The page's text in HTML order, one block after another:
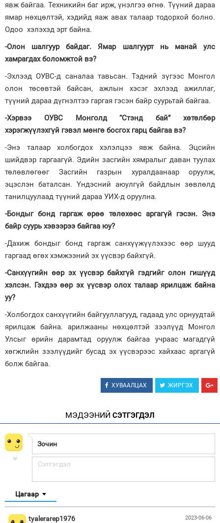
явж байгаа. Техникийн баг ирж, үнэлгээ өгнө. Түүний дараа
ямар нөхцөлтэй, хэдийд яаж авах талаар тодорхой болно.
Одоо хэлэхэд эрт байна.
-Олон шалгуур байдаг. Ямар шалгуурт нь манай улс
хамрагдах боломжтой вэ?
-Эхлээд ОУВС-д саналаа тавьсан. Тэдний зүгээс Монгол
олон төсөвтэй байсан, ажлын хэсэг эхлээд ажиллаг,
түүний дараа дүгнэлтээ гаргая гэсэн байр суурьтай байгаа.
-Хэрвээ ОУВС Монголд “Стэнд бай” хөтөлбөр
хэрэгжүүлэхгүй гэвэл мөнгө босгох гарц байгаа вэ?
-Энэ талаар холбогдох хэлэлцээ явж байна. Эцсийн
шийдвэр гаргаагүй. Эдийн засгийн хямралыг даван туулах
төлөвлөгөөг Засгийн газрын хуралдаанаар оруулж,
эцэслэн баталсан. Үндэсний аюулгүй байдлын зөвлөлд
танилцуулаад түүний дараа УИХ-д оруулна.
-Бондыг бонд гаргаж өрөө төлөхөөс аргагүй гэсэн. Энэ
байр суурь хэвээрээ байгаа юу?
-Дахиж бондыг бонд гаргаж санхүүжүүлэхээс өөр шууд
гаргаад өгөх хэмжээний эх үүсвэр байхгүй.
-Санхүүгийн өөр эх үүсвэр байхгүй гэдгийг олон гишүүд
хэлсэн. Гэхдээ өөр эх үүсвэр олох талаар ярилцаж байна
уу?
-Холбогдох санхүүгийн байгууллагууд, гадаад улс орнуудтай
ярилцаж байна. арилжааны нөхцөлтэй зээлүүд Монгол
Улсыг өрийн дарамтад оруулж байгаа учраас магадгүй
хөгжлийн зээлүүдийг бусад эх үүсвэрээс хайхаас аргагүй
болж байгаа.
ХУВААЛЦАХ ЖИРГЭХ
МЭДЭЭНИЙ СЭТГЭГДЭЛ
Цагаар
2023-06-06
tyalerarep1976